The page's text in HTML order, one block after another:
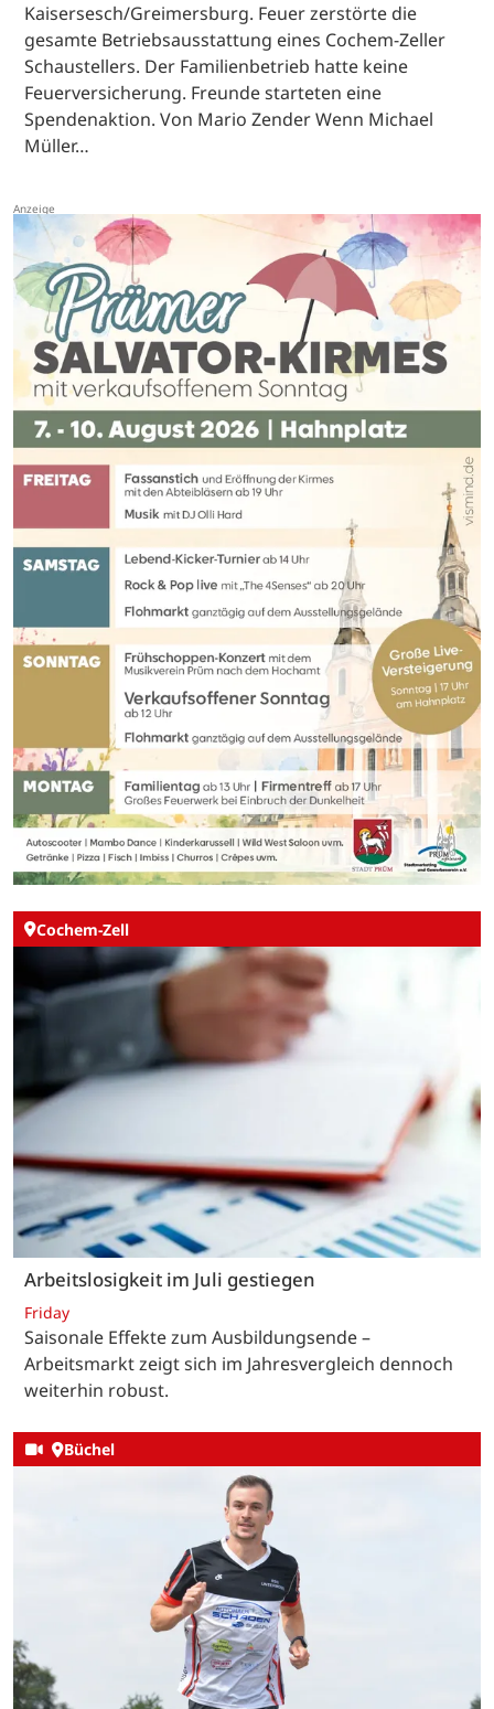
Kaisersesch/Greimersburg. Feuer zerstörte die
gesamte Betriebsausstattung eines Cochem-Zeller
Schaustellers. Der Familienbetrieb hatte keine
Feuerversicherung. Freunde starteten eine
Spendenaktion. Von Mario Zender Wenn Michael
Müller…
Cochem-Zell
Arbeitslosigkeit im Juli gestiegen
Friday
Saisonale Effekte zum Ausbildungsende –
Arbeitsmarkt zeigt sich im Jahresvergleich dennoch
weiterhin robust.
Büchel